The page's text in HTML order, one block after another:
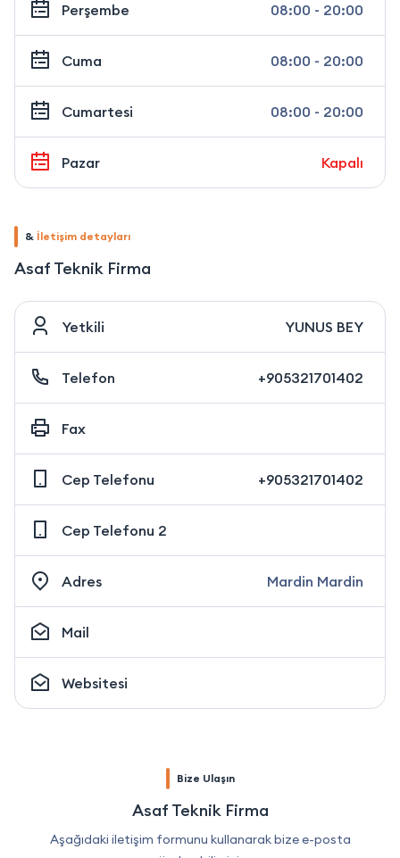
Perşembe 08:00 - 20:00
Cuma 08:00 - 20:00
Cumartesi 08:00 - 20:00
Pazar Kapalı
& İletişim detayları
Asaf Teknik Firma
Yetkili YUNUS BEY
Telefon +905321701402
Fax
Cep Telefonu +905321701402
Cep Telefonu 2
Adres Mardin Mardin
Mail
Websitesi
Bize Ulaşın
Asaf Teknik Firma
Aşağıdaki iletişim formunu kullanarak bize e-posta